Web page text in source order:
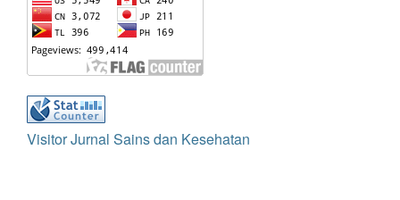
Visitor Jurnal Sains dan Kesehatan